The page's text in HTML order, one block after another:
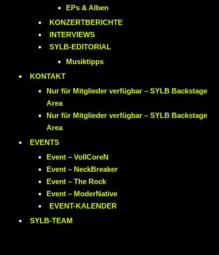
EPs & Alben
KONZERTBERICHTE
INTERVIEWS
SYLB-EDITORIAL
Musiktipps
KONTAKT
Nur für Mitglieder verfügbar – SYLB Backstage
Area
Nur für Mitglieder verfügbar – SYLB Backstage
Area
EVENTS
Event – VollCoreN
Event – NeckBreaker
Event – The Rock
Event – ModerNative
EVENT-KALENDER
SYLB-TEAM